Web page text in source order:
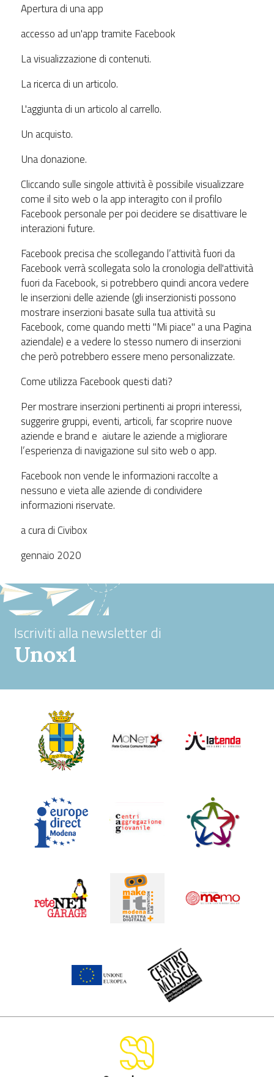
Apertura di una app
accesso ad un'app tramite Facebook
La visualizzazione di contenuti.
La ricerca di un articolo.
L'aggiunta di un articolo al carrello.
Un acquisto.
Una donazione.
Cliccando sulle singole attività è possibile visualizzare
come il sito web o la app interagito con il profilo
Facebook personale per poi decidere se disattivare le
interazioni future.
Facebook precisa che scollegando l’attività fuori da
Facebook verrà scollegata solo la cronologia dell'attività
fuori da Facebook, si potrebbero quindi ancora vedere
le inserzioni delle aziende (gli inserzionisti possono
mostrare inserzioni basate sulla tua attività su
Facebook, come quando metti "Mi piace" a una Pagina
aziendale) e a vedere lo stesso numero di inserzioni
che però potrebbero essere meno personalizzate.
Come utilizza Facebook questi dati?
Per mostrare inserzioni pertinenti ai propri interessi,
suggerire gruppi, eventi, articoli, far scoprire nuove
aziende e brand e aiutare le aziende a migliorare
l’esperienza di navigazione sul sito web o app.
Facebook non vende le informazioni raccolte a
nessuno e vieta alle aziende di condividere
informazioni riservate.
a cura di Civibox
gennaio 2020
Iscriviti alla newsletter di
Unox1